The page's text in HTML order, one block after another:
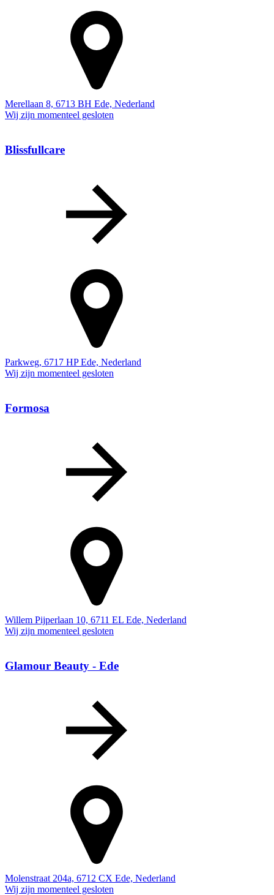
Merellaan 8, 6713 BH Ede, Nederland
Wij zijn momenteel gesloten
Blissfullcare
Parkweg, 6717 HP Ede, Nederland
Wij zijn momenteel gesloten
Formosa
Willem Pijperlaan 10, 6711 EL Ede, Nederland
Wij zijn momenteel gesloten
Glamour Beauty - Ede
Molenstraat 204a, 6712 CX Ede, Nederland
Wij zijn momenteel gesloten